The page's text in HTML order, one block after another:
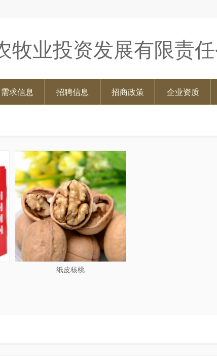
牧业投资发展有限责
需求信息 招聘信息 招商政策 企业资质
纸皮核桃